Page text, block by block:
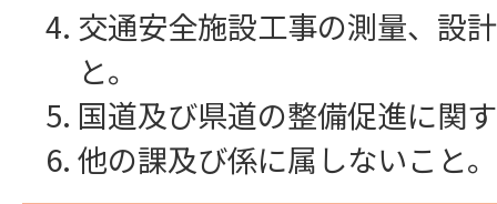
交通安全施設工事の測量、設
と。
国道及び県道の整備促進に関
他の課及び係に属しないこと。